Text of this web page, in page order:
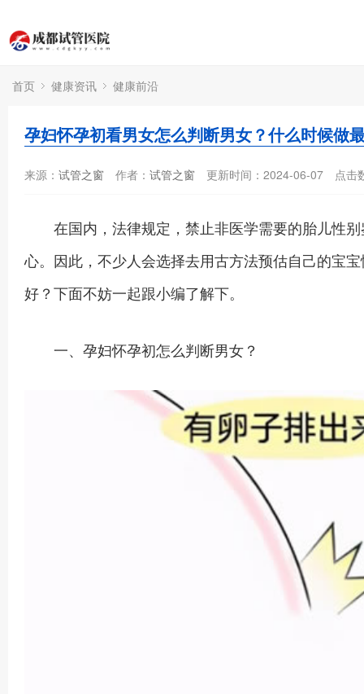
首页 健康资讯 健康前沿
孕妇怀孕初看男女怎么判断男女？什么时候做
来源： 试管之窗 作者： 试管之窗 更新时间：2024-06-07 点击
在国内，法律规定，禁止非医学需要的胎儿性别
心。因此，不少人会选择去用古方法预估自己的宝
好？下面不妨一起跟小编了解下。
一、孕妇怀孕初怎么判断男女？